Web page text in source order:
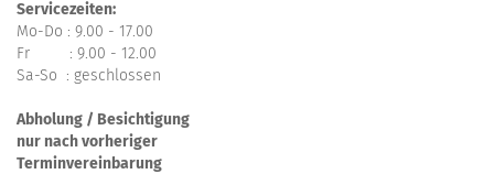
Servicezeiten:
Mo-Do : 9.00 - 17.00
Fr : 9.00 - 12.00
Sa-So : geschlossen
Abholung / Besichtigung
nur nach vorheriger
Terminvereinbarung